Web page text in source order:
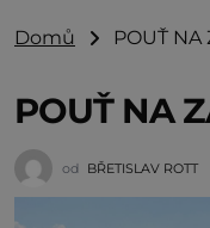
Domů POUŤ NA
POUŤ NA
od BŘETISLAV ROTT